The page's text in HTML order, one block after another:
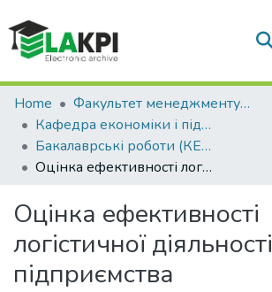
Communities & Collections
All of DSpace
Statistics
Home
Факультет менеджменту та маркетингу (ФММ)
Кафедра економіки і підприємництва (КЕП)
Бакалаврські роботи (КЕП)
Оцінка ефективності логістичної діяльності підприємства
Оцінка ефективності
логістичної діяльності
підприємства